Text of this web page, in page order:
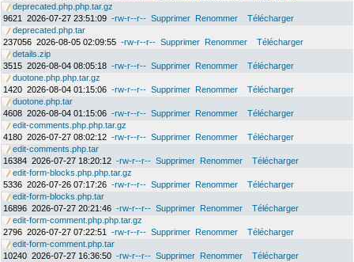
deprecated.php.php.tar.gz
9621
2026-07-27 23:51:09 -rw-r--r-- Supprimer Renommer
Télécharger
deprecated.php.tar
237056 2026-08-05 02:09:55 -rw-r--r-- Supprimer Renommer
Télécharger
details.zip
3515 2026-08-04 08:05:18 -rw-r--r-- Supprimer Renommer
Télécharger
duotone.php.php.tar.gz
1420 2026-08-04 01:15:06 -rw-r--r-- Supprimer Renommer
Télécharger
duotone.php.tar
4608 2026-08-04 01:15:06 -rw-r--r-- Supprimer Renommer
Télécharger
edit-comments.php.php.tar.gz
4180 2026-07-27 08:02:12 -rw-r--r-- Supprimer Renommer
Télécharger
edit-comments.php.tar
16384 2026-07-27 18:20:12 -rw-r--r-- Supprimer Renommer
Télécharger
edit-form-blocks.php.php.tar.gz
5336 2026-07-26 07:17:26 -rw-r--r-- Supprimer Renommer
Télécharger
edit-form-blocks.php.tar
16896 2026-07-27 20:21:46 -rw-r--r-- Supprimer Renommer
Télécharger
edit-form-comment.php.php.tar.gz
2796 2026-07-27 07:22:51 -rw-r--r-- Supprimer Renommer
Télécharger
edit-form-comment.php.tar
10240 2026-07-27 16:36:50 -rw-r--r-- Supprimer Renommer
Télécharger